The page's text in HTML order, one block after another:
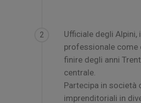
2
Ufficiale degli
professionale come
finire degli anni
centrale.
Partecipa in società
imprenditoriali in